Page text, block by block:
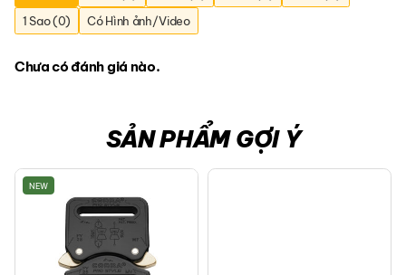
Tính năng
Bảo vệ an toàn: Chống thấm nước, chống trộm cắp điện tử và
các vật dụng nhỏ.
Siêu nhẹ & Thoải mái: Thiết kế gọn nhẹ, phù hợp cho việc đeo cả
ngày.
1 Sao (0)
Có Hình ảnh/Video
Chưa có đánh giá nào.
SẢN PHẨM GỢI Ý
NEW